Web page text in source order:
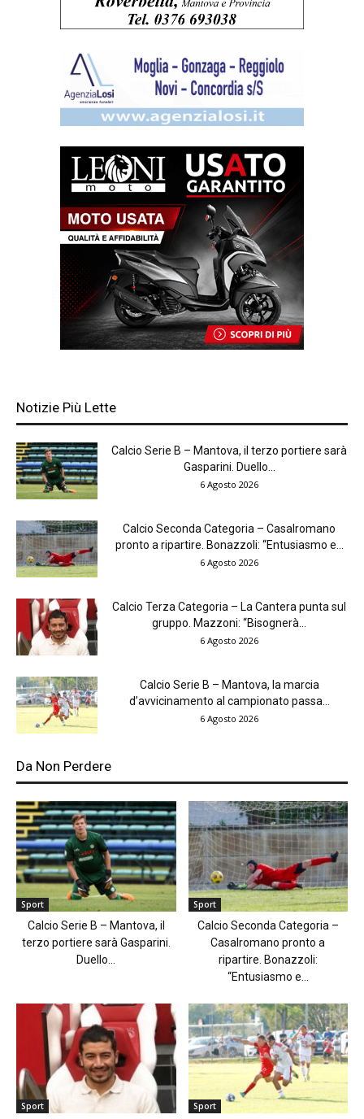
Notizie Più Lette
Calcio Serie B – Mantova, il terzo portiere sarà
Gasparini. Duello...
6 Agosto 2026
Calcio Seconda Categoria – Casalromano
pronto a ripartire. Bonazzoli: “Entusiasmo e...
6 Agosto 2026
Calcio Terza Categoria – La Cantera punta sul
gruppo. Mazzoni: “Bisognerà...
6 Agosto 2026
Calcio Serie B – Mantova, la marcia
d’avvicinamento al campionato passa...
6 Agosto 2026
Da Non Perdere
Sport
Calcio Serie B – Mantova, il
terzo portiere sarà Gasparini.
Duello...
Sport
Calcio Seconda Categoria –
Casalromano pronto a
ripartire. Bonazzoli:
“Entusiasmo e...
Sport Sport